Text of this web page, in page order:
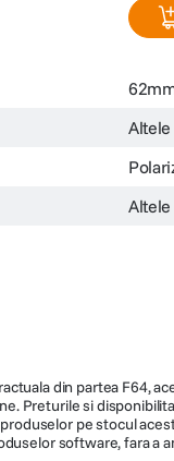
Altele
Altele
din partea F64,
Preturile si
pe stocul
software, fara a